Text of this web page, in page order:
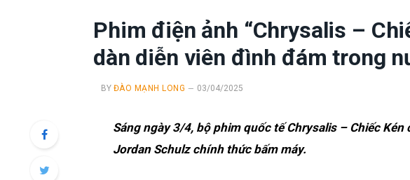
Phim điện ảnh “Chrysalis –
dàn diễn viên đình đám trong
BY ĐÀO MẠNH LONG 03/04/2025
Sáng ngày 3/4, bộ phim quốc tế Chrysalis – Chiếc
Jordan Schulz chính thức bấm máy.